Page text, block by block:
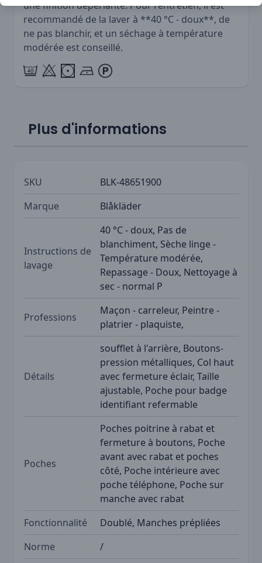
une finition déperlante. Pour l'entretien, il est
recommandé de la laver à **40 °C - doux**, de
ne pas blanchir, et un séchage à température
modérée est conseillé.
Plus d'informations
SKU
BLK-48651900
Marque
Blåkläder
Instructions de
lavage
40 °C - doux, Pas de
blanchiment, Sèche linge -
Température modérée,
Repassage - Doux, Nettoyage à
sec - normal P
Professions
Maçon - carreleur, Peintre -
platrier - plaquiste,
Détails
soufflet à l'arrière, Boutons-
pression métalliques, Col haut
avec fermeture éclair, Taille
ajustable, Poche pour badge
identifiant refermable
Poches
Poches poitrine à rabat et
fermeture à boutons, Poche
avant avec rabat et poches
côté, Poche intérieure avec
poche téléphone, Poche sur
manche avec rabat
Fonctionnalité
Doublé, Manches prépliées
Norme
/